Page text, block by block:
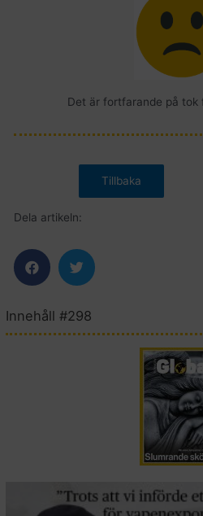
Det är fortfarande på tok
Dela artikeln:
Innehåll #298